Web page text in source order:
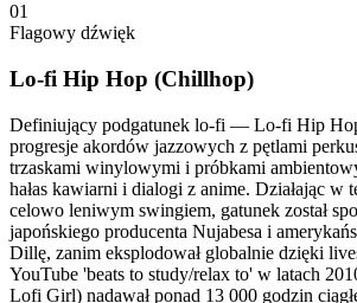
01
Flagowy dźwięk
Lo-fi Hip Hop (Chillhop)
Definiujący podgatunek lo-fi — Lo-fi Hip
progresje akordów jazzowych z pętlami
trzaskami winylowymi i próbkami
hałas kawiarni i dialogi z anime. Działając w
celowo leniwym swingiem, gatunek został
japońskiego producenta Nujabesa i
Dillę, zanim eksplodował globalnie dzięki
YouTube 'beats to study/relax to' w latach
Lofi Girl) nadawał ponad 13 000 godzin